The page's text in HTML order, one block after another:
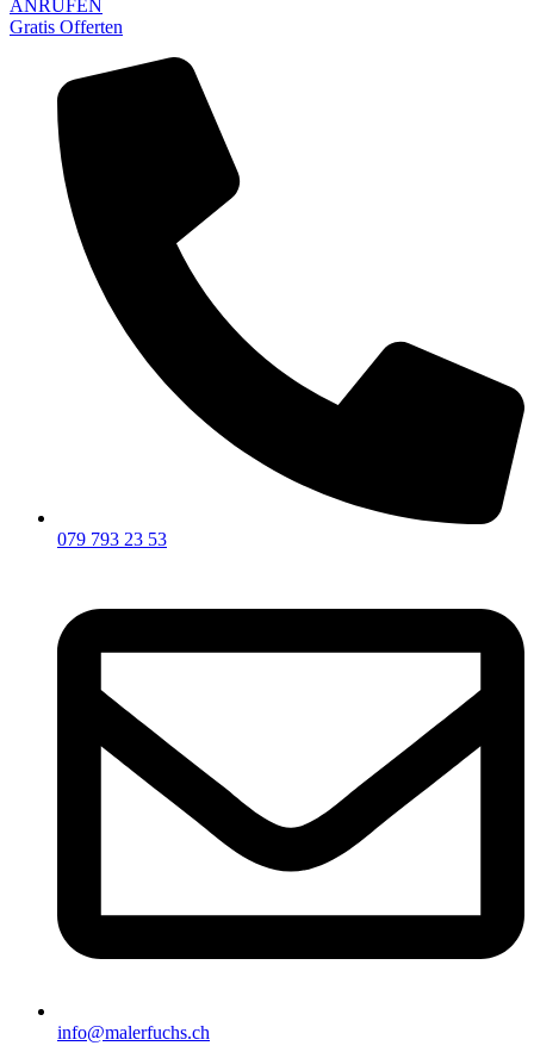
ANRUFEN
Gratis Offerten
079 793 23 53
info@malerfuchs.ch